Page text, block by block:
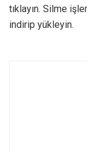
tıklayın. Silme
indirip yükleyin.